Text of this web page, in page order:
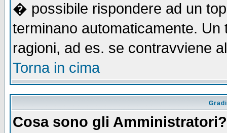
� possibile rispondere ad un
terminano automaticamente.
ragioni, ad es. se contravviene
Torna in cima
Cosa sono gli Amministratori?